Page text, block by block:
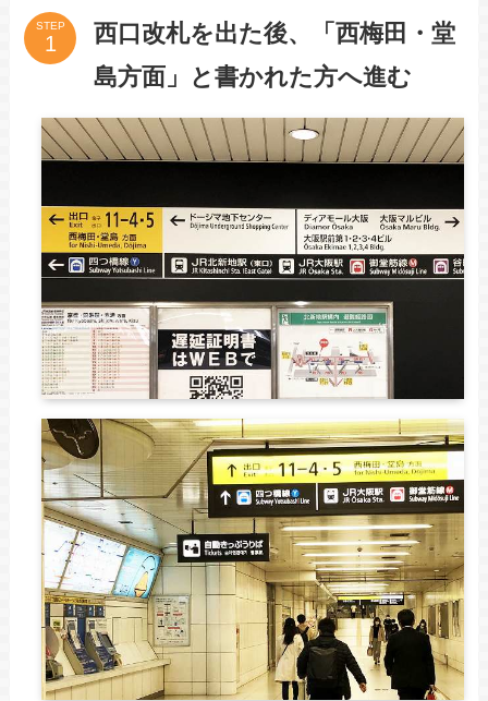
STEP
西口改札を出た後、「西梅田・堂
島方面」と書かれた方へ進む